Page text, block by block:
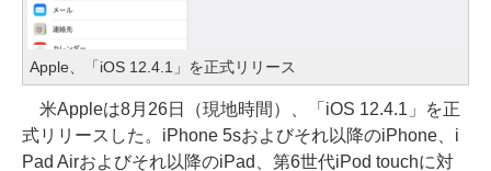
Apple、「iOS 12.4.1」を正式リリース
米Appleは8月26日（現地時間）、「iOS 12.4.1」を正
式リリースした。iPhone 5sおよびそれ以降のiPhone、i
Pad Airおよびそれ以降のiPad、第6世代iPod touchに対